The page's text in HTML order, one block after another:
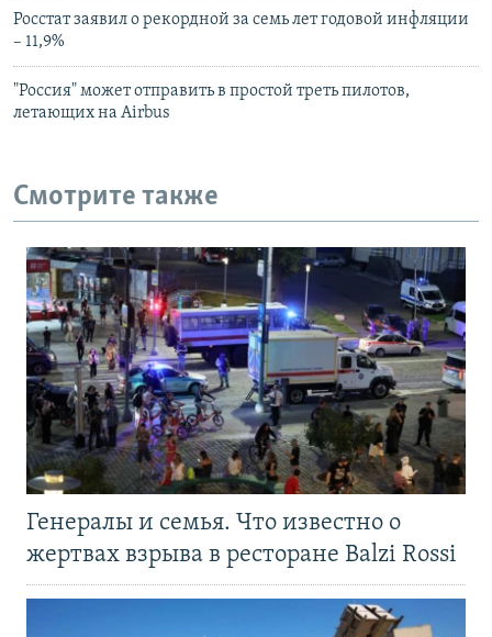
Росстат заявил о рекордной за семь лет годовой инфляции
– 11,9%
"Россия" может отправить в простой треть пилотов,
летающих на Airbus
Смотрите также
Генералы и семья. Что известно о
жертвах взрыва в ресторане Balzi Rossi